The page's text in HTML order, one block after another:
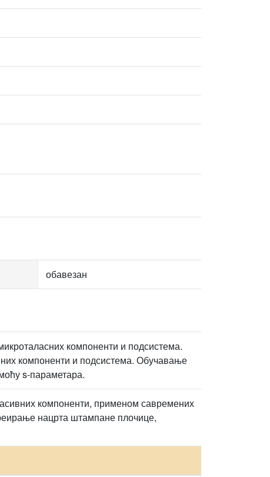
обавезан
компоненти и подсистема.
компоненти и подсистема. Обучавање
s-параметара.
компоненти, применом савремених
нацрта штампане плочице,